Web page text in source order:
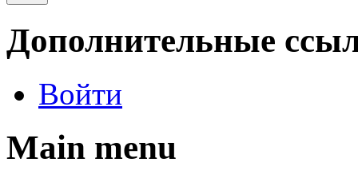
Дополнительные
Войти
Main menu